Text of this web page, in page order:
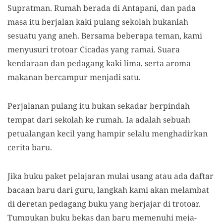
Supratman. Rumah berada di Antapani, dan pada
masa itu berjalan kaki pulang sekolah bukanlah
sesuatu yang aneh. Bersama beberapa teman, kami
menyusuri trotoar Cicadas yang ramai. Suara
kendaraan dan pedagang kaki lima, serta aroma
makanan bercampur menjadi satu.
Perjalanan pulang itu bukan sekadar berpindah
tempat dari sekolah ke rumah. Ia adalah sebuah
petualangan kecil yang hampir selalu menghadirkan
cerita baru.
Jika buku paket pelajaran mulai usang atau ada daftar
bacaan baru dari guru, langkah kami akan melambat
di deretan pedagang buku yang berjajar di trotoar.
Tumpukan buku bekas dan baru memenuhi meja-